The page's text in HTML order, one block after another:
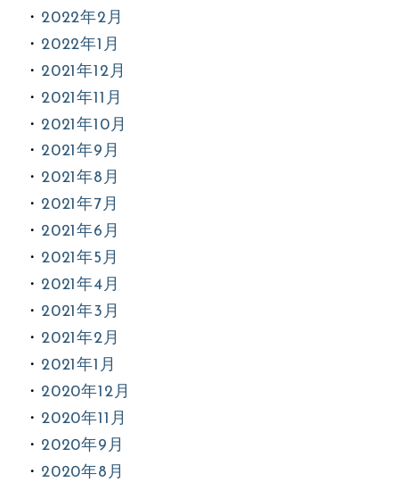
2022年2月
2022年1月
2021年12月
2021年11月
2021年10月
2021年9月
2021年8月
2021年7月
2021年6月
2021年5月
2021年4月
2021年3月
2021年2月
2021年1月
2020年12月
2020年11月
2020年9月
2020年8月